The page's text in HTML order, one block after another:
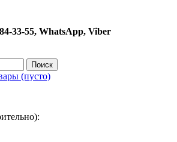
33-55, WhatsApp, Viber
Поиск
(пусто)